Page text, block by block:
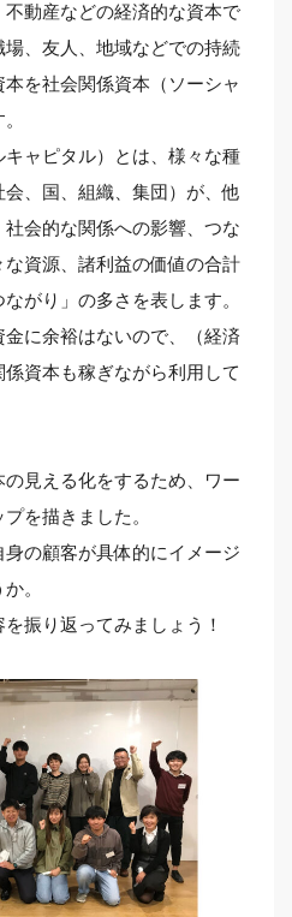
動産などの経済的な資本で
、友人、地域などでの持続
を社会関係資本（ソーシャ
ャピタル）とは、様々な種
、国、組織、集団）が、他
会的な関係への影響、つな
資源、諸利益の価値の合計
がり」の多さを表します。
に余裕はないので、（経済
資本も稼ぎながら利用して
見える化をするため、ワー
を描きました。
の顧客が具体的にイメージ
。
振り返ってみましょう！